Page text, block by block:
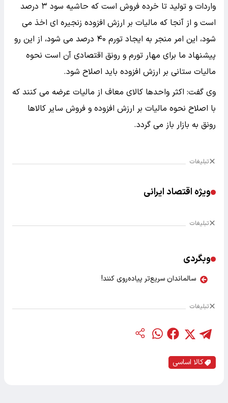
واردات و تولید تا خرده فروش است که حاشیه سود ۳ درصد
است و از آنجا که مالیات بر ارزش افزوده زنجیره ای اخذ می
شود، این امر منجر به ایجاد تورم ۴۰ درصد می شود، از این رو
پیشنهاد ما برای مهار تورم و رونق اقتصادی آن است نحوه
مالیات ستانی بر ارزش افزوده باید اصلاح شود.
وی گفت: اکثر واحدها کالای معاف از مالیات عرضه می کنند که
با اصلاح نحوه مالیات بر ارزش افزوده و فروش سایر کالاها
رونق به بازار باز می گردد.
تبلیغات
ویژه اقتصاد ایرانی
تبلیغات
وبگردی
سالماندان سریع‌تر پیاده‌روی کنند!
تبلیغات
کالا اساسی